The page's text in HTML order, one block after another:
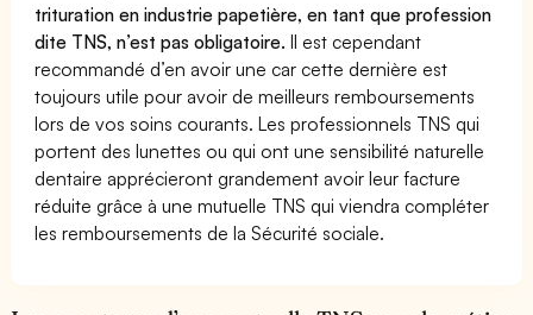
trituration en industrie papetière, en tant que profession
dite TNS, n’est pas obligatoire.Il est cependant
recommandé d’en avoir une car cette dernière est
toujours utile pour avoir de meilleurs remboursements
lors de vos soins courants. Les professionnels TNS qui
portent des lunettes ou qui ont une sensibilité naturelle
dentaire apprécieront grandement avoir leur facture
réduite grâce à une mutuelle TNS qui viendra compléter
les remboursements de la Sécurité sociale.